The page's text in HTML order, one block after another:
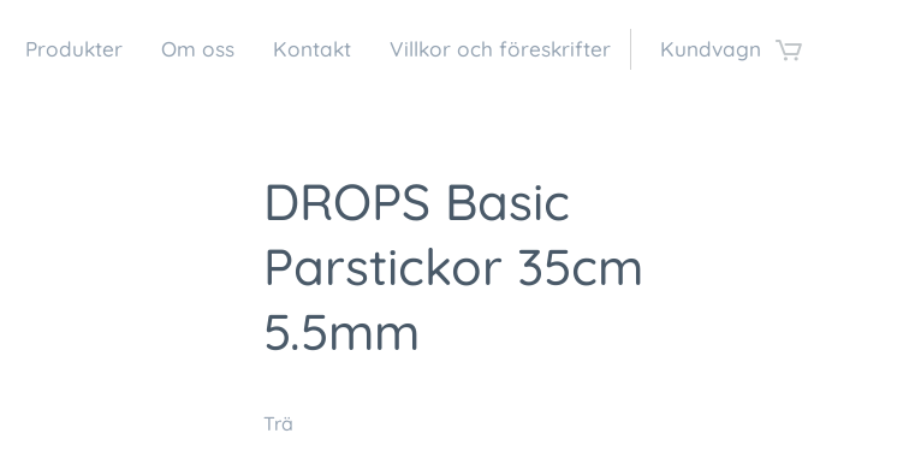
Produkter Om oss Kontakt Villkor och föreskrifter Kundvagn
DROPS Basic
Parstickor 35cm
5.5mm
Trä